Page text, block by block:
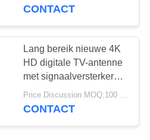
Antenne 8DBI
CONTACT
Lang bereik nieuwe 4K
HD digitale TV-antenne
met signaalversterker
voor Smart TV en All TV
voor lokale kanalen
Price Discussion MOQ:100 stuks
CONTACT